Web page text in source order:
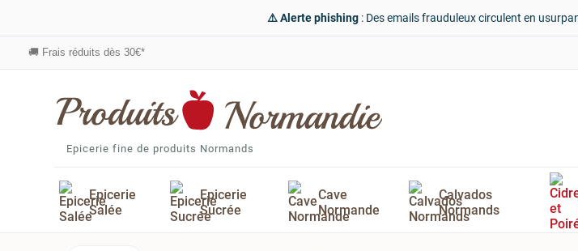
⚠️ Alerte phishing: Des emails frauduleux circulent en
🚚 Frais réduits dès 30€*
Epicerie fine de produits Normands
Epicerie
Salée
Epicerie
Sucrée
Cave
Normande
Calvados
Normands